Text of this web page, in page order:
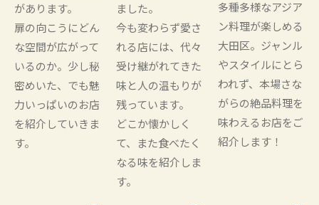
があります。
扉の向こうにどん
な空間が広がって
いるのか。少し秘
密めいた、でも魅
力いっぱいのお店
を紹介していきま
す。
ました。
今も変わらず愛さ
れる店には、代々
受け継がれてきた
味と人の温もりが
残っています。
どこか懐かしく
て、また食べたく
なる味を紹介しま
す。
多種多様なアジア
ン料理が楽しめる
大田区。ジャンル
やスタイルにとら
われず、本場さな
がらの絶品料理を
味わえるお店をご
紹介します！